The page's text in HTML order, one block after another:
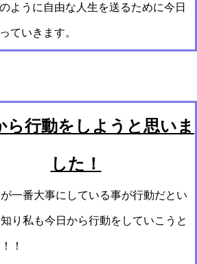
ように自由な人生を送るために今日
ていきます。
ら行動をしようと思いま
した！
一番大事にしている事が行動だとい
り私も今日から行動をしていこうと
！